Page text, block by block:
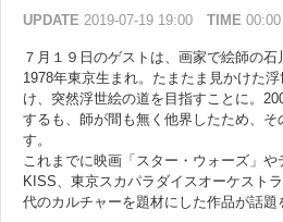
UPDATE 2019-07-19 19:00 TIME 00:00
７月１９日のゲストは、画家で絵師の石
1978年東京生まれ。たまたま見かけた
け、突然浮世絵の道を目指すことに。
するも、師が間も無く他界したため、そ
す。
これまでに映画「スター・ウォーズ」や
KISS、東京スカパラダイスオーケスト
代のカルチャーを題材にした作品が話